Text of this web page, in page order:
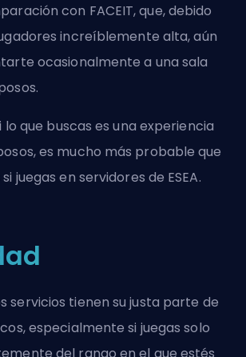
con FACEIT, que, debido
increíblemente alta, aún
ocasionalmente a una sala
lo que buscas es una experiencia
es mucho más probable que
juegas en servidores de ESEA.
servicios tienen su justa parte de
especialmente si juegas solo
del rango en el que estés